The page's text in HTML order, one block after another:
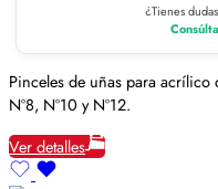
¿Tienes
Pinceles de uñas para
Nº8, Nº10 y Nº12.
Ver detalles